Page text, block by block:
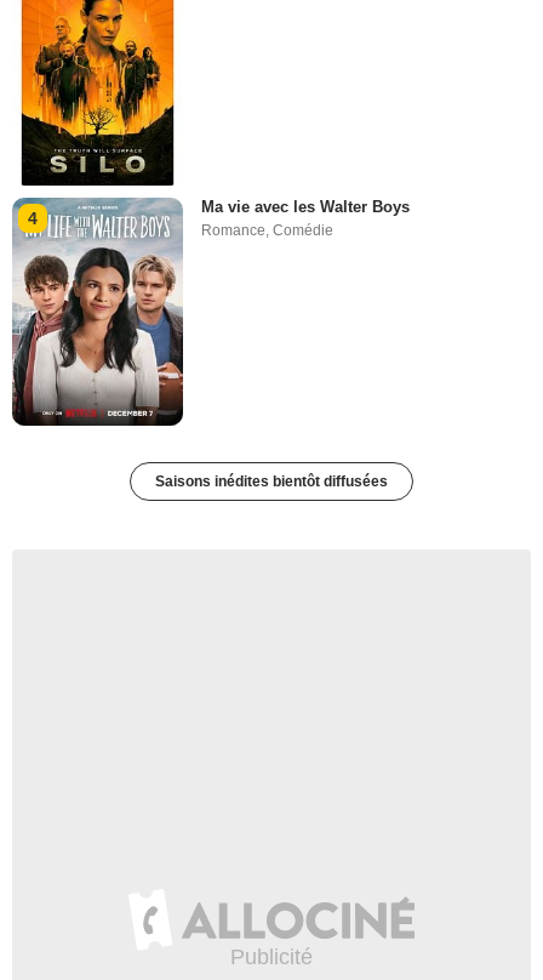
4
Ma vie avec les Walter Boys
Romance,Comédie
Saisons inédites bientôt diffusées